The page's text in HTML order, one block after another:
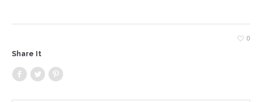
0
Share It